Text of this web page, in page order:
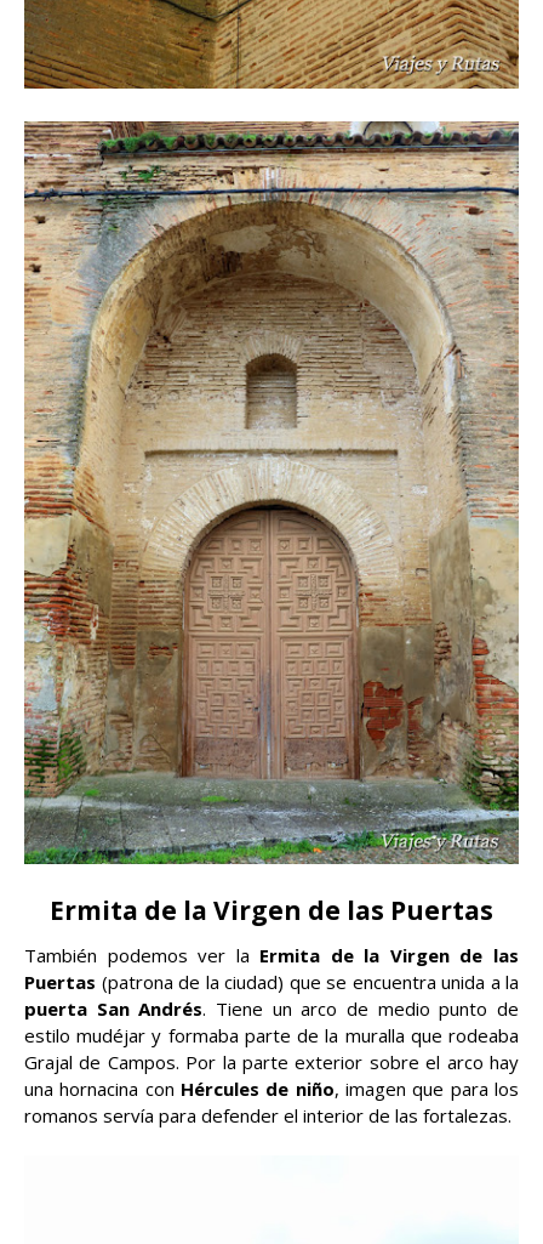
Ermita de la Virgen de las Puertas
También podemos ver la Ermita de la Virgen de las
Puertas (patrona de la ciudad) que se encuentra unida a la
puerta San Andrés. Tiene un arco de medio punto de
estilo mudéjar y formaba parte de la muralla que rodeaba
Grajal de Campos. Por la parte exterior sobre el arco hay
una hornacina con Hércules de niño, imagen que para los
romanos servía para defender el interior de las fortalezas.